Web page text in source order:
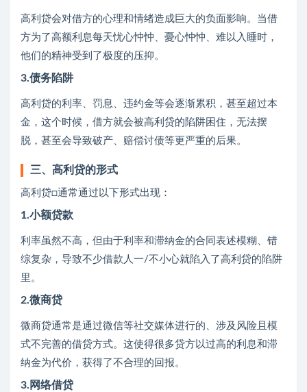
高利贷会对借方的心理和情绪造成巨大的负面影响。当借
方为了高额利息每天忧心忡忡、憂心忡忡、难以入睡时，
他们的精神受到了极度的压抑。
3.债务陷阱
高利贷的利率、罚息、违约金等会逐渐累积，甚至超过本
金，这个时候，借方就会被高利贷的陷阱困住，无法摆
脱，甚至会导致破产、赔偿讨债等更严重的后果。
三、高利贷的形式
高利贷□通常通过以下形式出现：
1.小额贷款
利率虽然不高，但由于利率和滞纳金的合同表述模糊、错
综复杂，导致不少借款人一/不小心就陷入了高利贷的陷阱
里。
2.微商贷
微商贷通常是通过微信等社交媒体进行的、涉及风险且模
式不完善的借贷方式。这使得很多贷方以过高的利息和滞
纳金为代价，获得了不合理的回报。
3.网络借贷